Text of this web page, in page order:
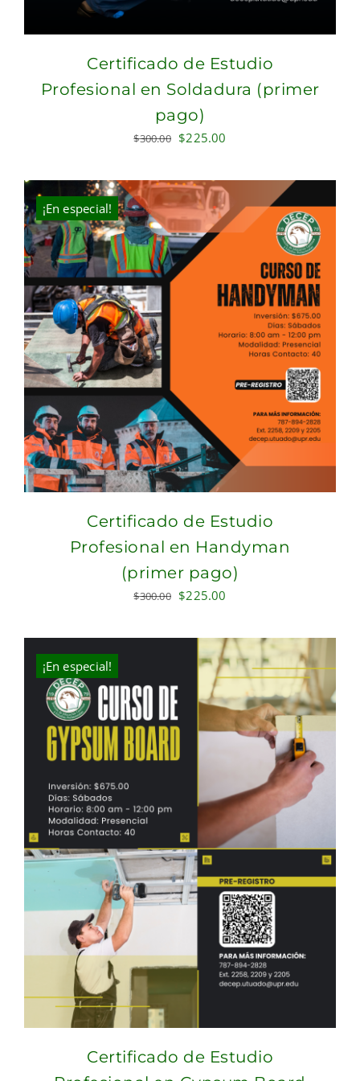
Certificado de Estudio
Profesional en Soldadura (primer
pago)
$300.00 Original
was:
$300.00.
$225.00
is:
$225.00.
¡En especial!
Certificado de Estudio
Profesional en Handyman
(primer pago)
$300.00 Original
was:
$300.00.
$225.00
is:
$225.00.
¡En especial!
Certificado de Estudio